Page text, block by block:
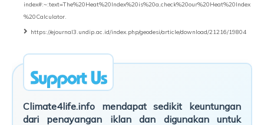
index#:~:text=The%20Heat%20Index%20is%20a,check%20our%20Heat%20Index
%20Calculator.
https://ejournal3.undip.ac.id/index.php/geodesi/article/download/21216/19804
Climate4life.info mendapat sedikit keuntungan
dari penayangan iklan dan digunakan untuk